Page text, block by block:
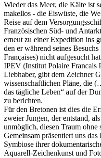
Wieder das Meer, die Kälte ist
makellos - die Eiswüste, die
Reise auf dem
Französischen Süd- und
erneut zu einer Expedition ins
den er während seines
Françaises) nicht aufgesucht
IPEV (Institut Polaire Francais
Liebhaber, gibt dem Zeichner
wissenschaftlichen Pläne, die
das tägliche Leben“ auf der
zu berichten.
Für den Bretonen ist dies die
zweier Jungen, der entstand,
unmöglich, diesen Traum ohne
Gemeinsam präsentiert uns
Symbiose ihrer
Aquarell-Zeichenkunst und